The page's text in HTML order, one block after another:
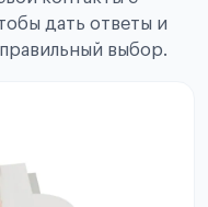
дать ответы и
выбор.